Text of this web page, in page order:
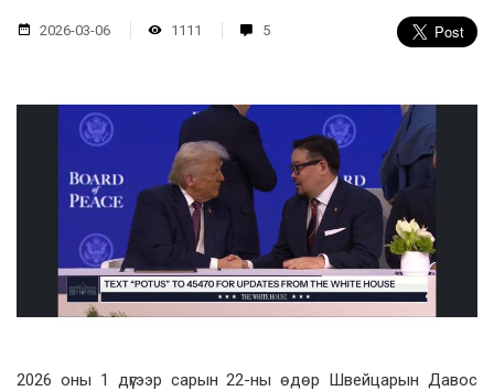
2026-03-06 1111 5
2026 оны 1 дүгээр сарын 22-ны өдөр Швейцарын Давос